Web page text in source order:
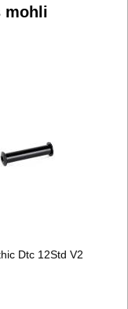
mohli
Dtc 12Std V2